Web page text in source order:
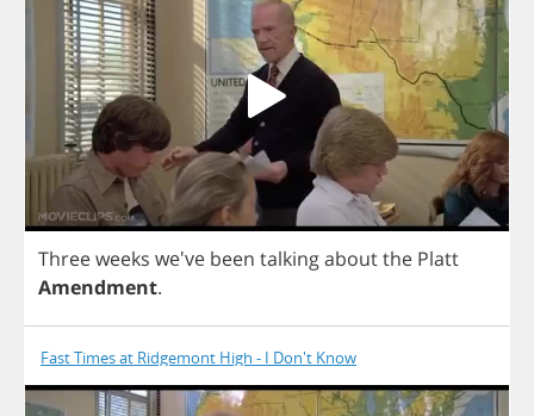
Threeweeks we've been talkingaboutthe Platt
Amendment.
Fast Times at Ridgemont High - I Don't Know